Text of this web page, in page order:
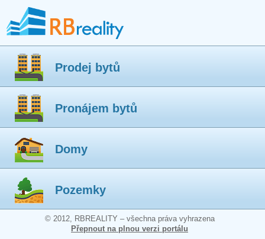
Prodej bytů
Pronájem bytů
Domy
Pozemky
© 2012, RBREALITY – všechna práva vyhrazena
Přepnout na plnou verzi portálu